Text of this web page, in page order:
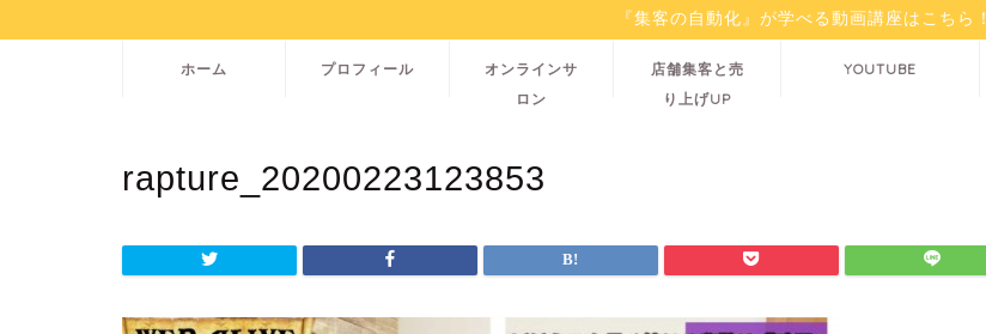
『集客の自動化』が学べる動画講座はこちら！
ホーム プロフィール
オンラインサ
ロン
店舗集客と売
り上げUP
YOUTUBE
rapture_20200223123853